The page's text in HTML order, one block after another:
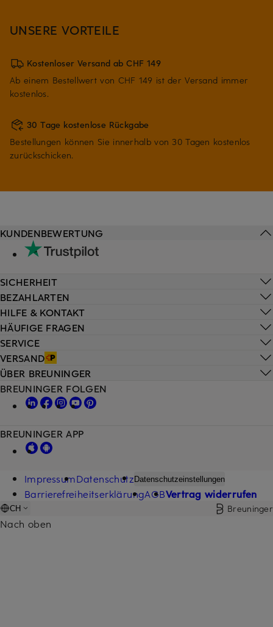
UNSERE VORTEILE
Kostenloser Versand ab CHF 149
Ab einem Bestellwert von CHF 149 ist der Versand immer
kostenlos.
30 Tage kostenlose Rückgabe
Bestellungen können Sie innerhalb von 30 Tagen kostenlos
zurückschicken.
HILFE & KONTAKT
HÄUFIGE FRAGEN
SERVICE
VERSAND
KUNDENBEWERTUNG
SICHERHEIT
BEZAHLARTEN
ÜBER BREUNINGER
BREUNINGER FOLGEN
BREUNINGER APP
ImpressumDatenschutzDatenschutzeinstellungen
BarrierefreiheitserklärungAGBVertrag widerrufen
CH Breuninger
Nach oben